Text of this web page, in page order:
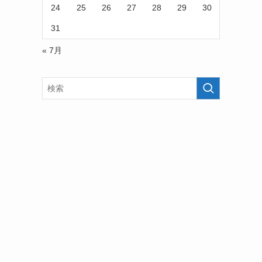
24 25 26 27 28 29 30
31
« 7月